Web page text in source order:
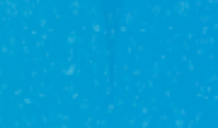
Загородное
строительство